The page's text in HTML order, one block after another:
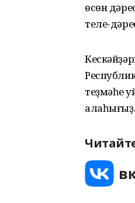
өсөн
теле-
теҙмәһе